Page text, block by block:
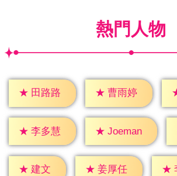
熱門人物
★ 田路路 ★ 曹雨婷
★ 李多慧 ★ Joeman
★ 建文 ★ 姜厚任 ★